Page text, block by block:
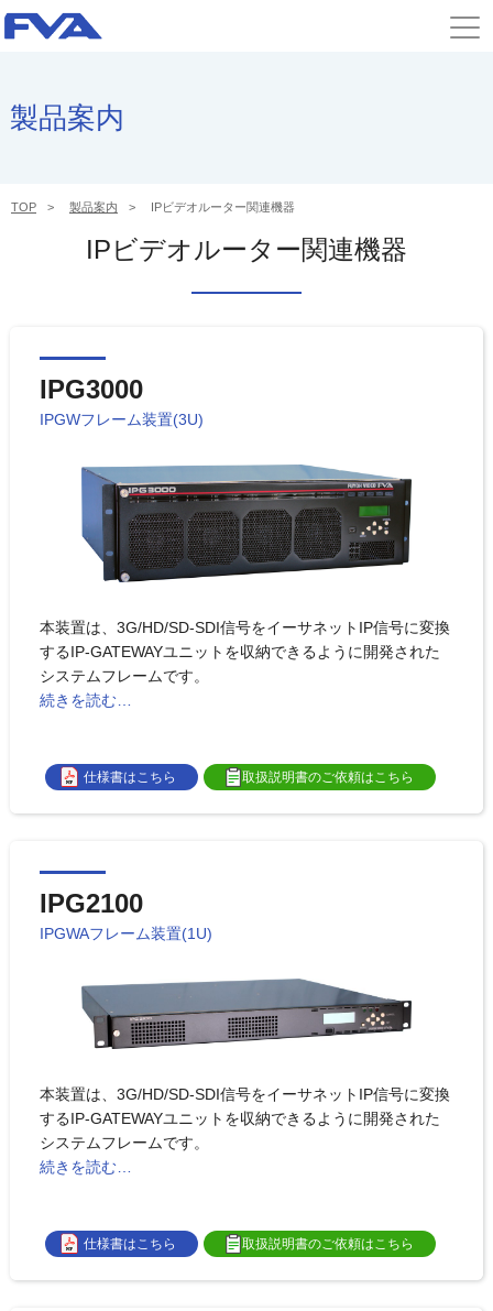
製品案内
TOP 製品案内 IPビデオルーター関連機器
IPビデオルーター関連機器
IPG3000
IPGWフレーム装置(3U)
本装置は、3G/HD/SD-SDI信号をイーサネットIP信号に変換
するIP-GATEWAYユニットを収納できるように開発された
システムフレームです。
続きを読む…
仕様書はこちら 取扱説明書のご依頼はこちら
IPG2100
IPGWAフレーム装置(1U)
本装置は、3G/HD/SD-SDI信号をイーサネットIP信号に変換
するIP-GATEWAYユニットを収納できるように開発された
システムフレームです。
続きを読む…
仕様書はこちら 取扱説明書のご依頼はこちら